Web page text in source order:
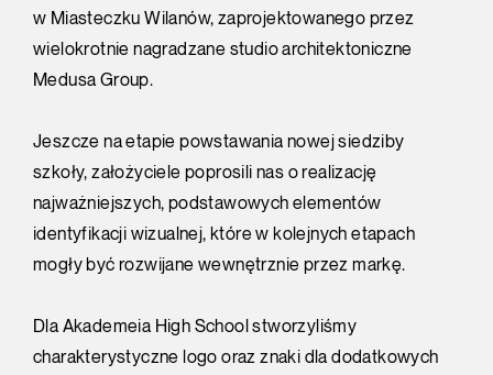
w Miasteczku Wilanów, zaprojektowanego przez
wielokrotnie nagradzane studio architektoniczne
Medusa Group.
Jeszcze na etapie powstawania nowej siedziby
szkoły, założyciele poprosili nas o realizację
najważniejszych, podstawowych elementów
identyfikacji wizualnej, które w kolejnych etapach
mogły być rozwijane wewnętrznie przez markę.
Dla Akademeia High School stworzyliśmy
charakterystyczne logo oraz znaki dla dodatkowych